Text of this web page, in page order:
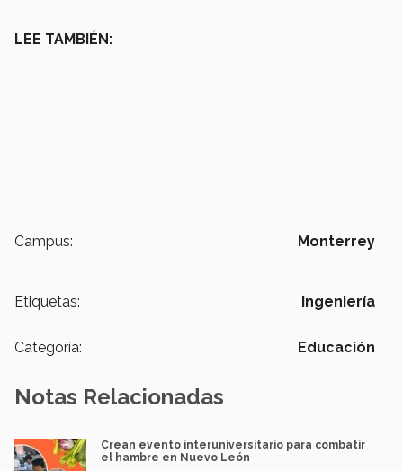
LEE TAMBIÉN:
Campus: Monterrey
Etiquetas: Ingeniería
Categoría: Educación
Notas Relacionadas
Crean evento interuniversitario para combatir
el hambre en Nuevo León